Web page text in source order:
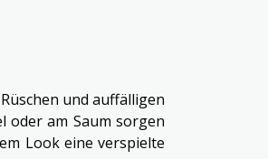
und auffälligen
oder am Saum sorgen
Look eine verspielte